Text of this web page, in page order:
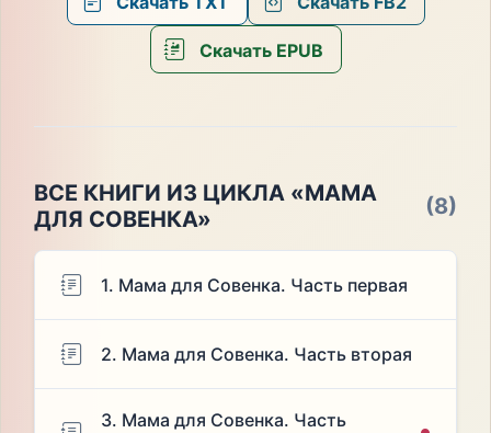
Скачать EPUB
ВСЕ КНИГИ ИЗ ЦИКЛА «МАМА
ДЛЯ СОВЕНКА»
(8)
1. Мама для Совенка. Часть первая
2. Мама для Совенка. Часть вторая
3. Мама для Совенка. Часть